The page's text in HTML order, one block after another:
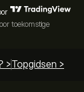
toekomstige
>Topgidsen >